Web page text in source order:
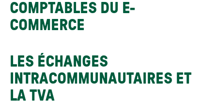
COMPTABLES DU E-
COMMERCE
LES ÉCHANGES
INTRACOMMUNAUTAIRES ET
LA TVA